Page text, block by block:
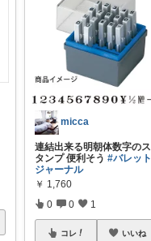
micca
連結出来る明朝体数字のス
タンプ 便利そう#バレット
ジャーナル
￥ 1,760
0 0 1
コレ いいね